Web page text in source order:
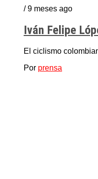
/ 9 meses ago
Iván Felipe
El ciclismo
Por prensa